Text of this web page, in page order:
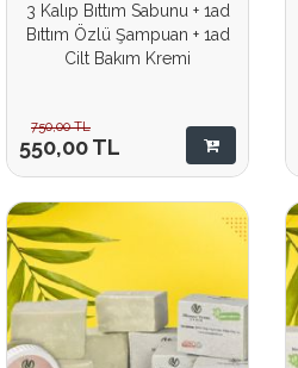
3 Kalıp Bıttım Sabunu + 1ad
Bıttım Özlü Şampuan + 1ad
Cilt Bakım Kremi
750,00TL
550,00TL